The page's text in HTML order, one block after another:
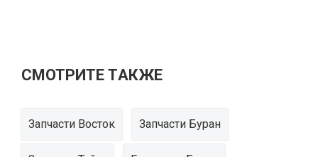
СМОТРИТЕ ТАКЖЕ
Запчасти Восток Запчасти Буран